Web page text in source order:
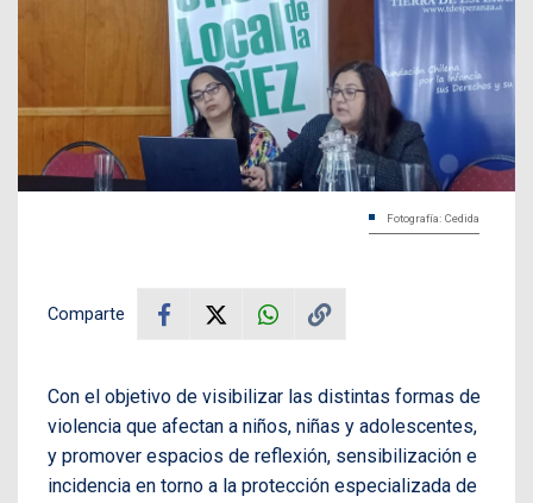
Fotografía: Cedida
Comparte
Con el objetivo de visibilizar las distintas formas de
violencia que afectan a niños, niñas y adolescentes,
y promover espacios de reflexión, sensibilización e
incidencia en torno a la protección especializada de